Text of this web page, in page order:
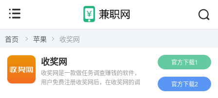
首页 苹果 收奖网
官方下载1
官方下载2
收奖网是一款做任务调查赚钱的软件，
用户免费注册收奖网后，在收奖网的调
收奖网